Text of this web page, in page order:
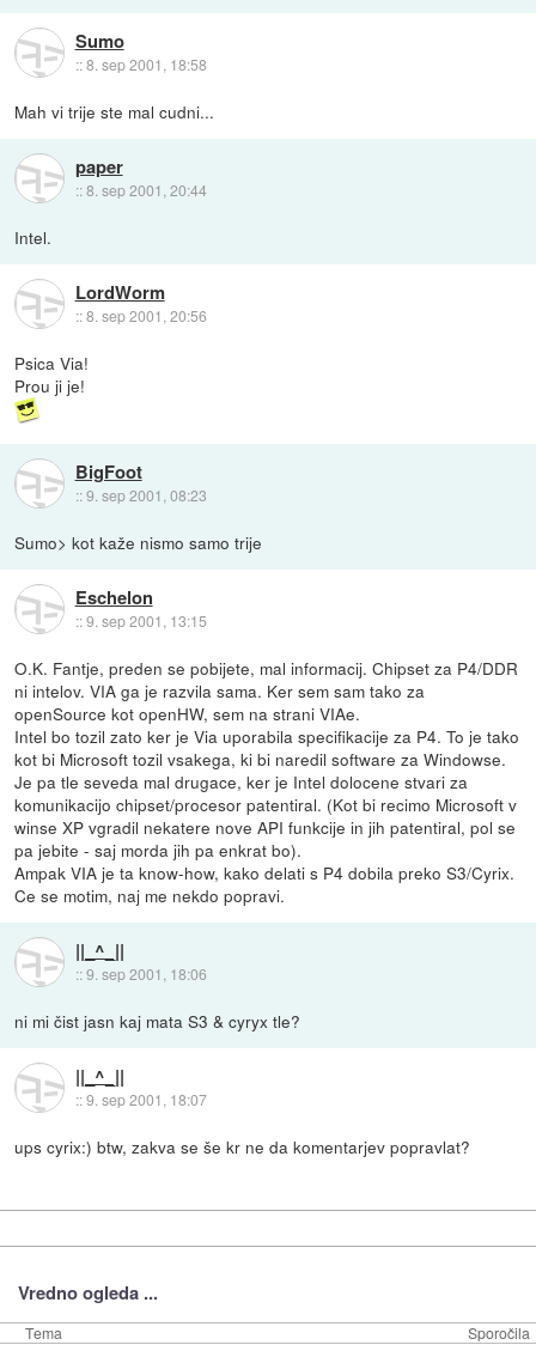
Sumo
::8. sep 2001, 18:58
Mah vi trije ste mal cudni...
paper
::8. sep 2001, 20:44
Intel.
LordWorm
::8. sep 2001, 20:56
Psica Via!
Prou ji je!
BigFoot
::9. sep 2001, 08:23
Sumo> kot kaže nismo samo trije
Eschelon
::9. sep 2001, 13:15
O.K. Fantje, preden se pobijete, mal informacij. Chipset za P4/DDR
ni intelov. VIA ga je razvila sama. Ker sem sam tako za
openSource kot openHW, sem na strani VIAe.
Intel bo tozil zato ker je Via uporabila specifikacije za P4. To je tako
kot bi Microsoft tozil vsakega, ki bi naredil software za Windowse.
Je pa tle seveda mal drugace, ker je Intel dolocene stvari za
komunikacijo chipset/procesor patentiral. (Kot bi recimo Microsoft v
winse XP vgradil nekatere nove API funkcije in jih patentiral, pol se
pa jebite - saj morda jih pa enkrat bo).
Ampak VIA je ta know-how, kako delati s P4 dobila preko S3/Cyrix.
Ce se motim, naj me nekdo popravi.
||_^_||
::9. sep 2001, 18:06
ni mi čist jasn kaj mata S3 & cyryx tle?
||_^_||
::9. sep 2001, 18:07
ups cyrix:) btw, zakva se še kr ne da komentarjev popravlat?
Vredno ogleda ...
Tema Sporočila